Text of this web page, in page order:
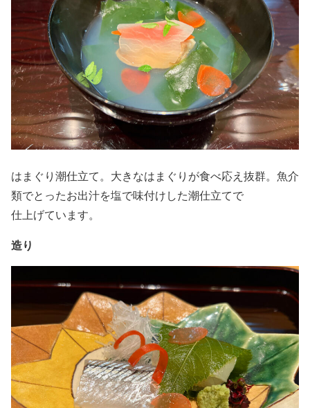
はまぐり潮仕立て。大きなはまぐりが食べ応え抜群。魚介
類でとったお出汁を塩で味付けした潮仕立てで
仕上げています。
造り